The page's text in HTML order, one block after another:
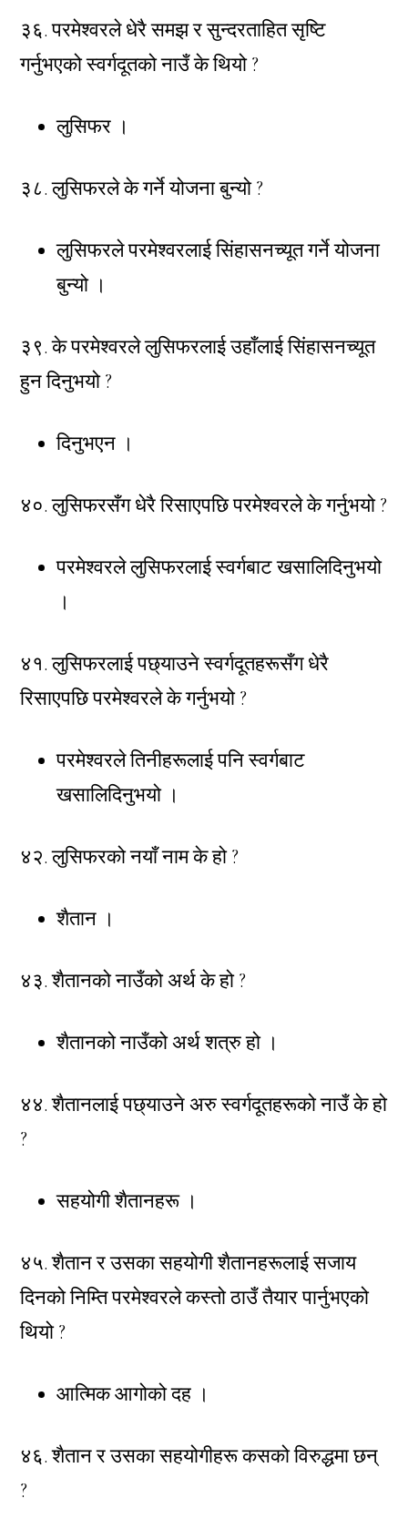
३६. परमेश्वरले धेरै समझ र सुन्दरताहित सृष्टि
गर्नुभएको स्वर्गदूतको नाउँ के थियो ?
लुसिफर ।
३८. लुसिफरले के गर्ने योजना बुन्यो ?
लुसिफरले परमेश्वरलाई सिंहासनच्यूत गर्ने योजना
बुन्यो ।
३९. के परमेश्वरले लुसिफरलाई उहाँलाई सिंहासनच्यूत
हुन दिनुभयो ?
दिनुभएन ।
४०. लुसिफरसँग धेरै रिसाएपछि परमेश्वरले के गर्नुभयो ?
परमेश्वरले लुसिफरलाई स्वर्गबाट खसालिदिनुभयो
।
४१. लुसिफरलाई पछ्याउने स्वर्गदूतहरूसँग धेरै
रिसाएपछि परमेश्वरले के गर्नुभयो ?
परमेश्वरले तिनीहरूलाई पनि स्वर्गबाट
खसालिदिनुभयो ।
४२. लुसिफरको नयाँ नाम के हो ?
शैतान ।
४३. शैतानको नाउँको अर्थ के हो ?
शैतानको नाउँको अर्थ शत्रु हो ।
४४. शैतानलाई पछ्याउने अरु स्वर्गदूतहरूको नाउँ के हो
?
सहयोगी शैतानहरू ।
४५. शैतान र उसका सहयोगी शैतानहरूलाई सजाय
दिनको निम्ति परमेश्वरले कस्तो ठाउँ तैयार पार्नुभएको
थियो ?
आत्मिक आगोको दह ।
४६. शैतान र उसका सहयोगीहरू कसको विरुद्धमा छन्
?